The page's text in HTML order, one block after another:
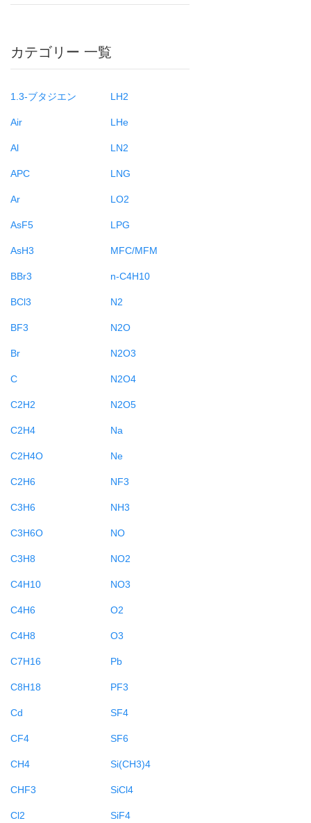
カテゴリー 一覧
1.3-ブタジエン
Air
Al
APC
Ar
AsF5
AsH3
BBr3
BCl3
BF3
Br
C
C2H2
C2H4
C2H4O
C2H6
C3H6
C3H6O
C3H8
C4H10
C4H6
C4H8
C7H16
C8H18
Cd
CF4
CH4
CHF3
Cl2
LH2
LHe
LN2
LNG
LO2
LPG
MFC/MFM
n-C4H10
N2
N2O
N2O3
N2O4
N2O5
Na
Ne
NF3
NH3
NO
NO2
NO3
O2
O3
Pb
PF3
SF4
SF6
Si(CH3)4
SiCl4
SiF4